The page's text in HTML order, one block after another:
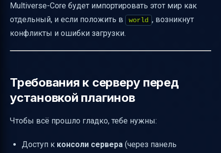
Multiverse-Core будет импортировать этот мир как
отдельный, и если положить в
world , возникнут
конфликты и ошибки загрузки.
Требования к серверу перед
установкой плагинов
Чтобы всё прошло гладко, тебе нужны:
Доступ к консоли сервера (через панель